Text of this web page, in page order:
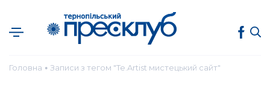
Головна ● Записи з тегом "Te.Artist мистецький сайт"